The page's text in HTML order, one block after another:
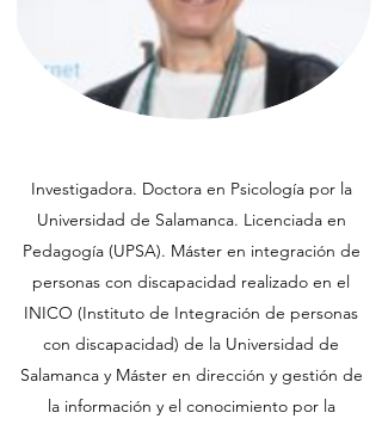
Investigadora. Doctora en Psicología por la
Universidad de Salamanca. Licenciada en
Pedagogía (UPSA). Máster en integración de
personas con discapacidad realizado en el
INICO (Instituto de Integración de personas
con discapacidad) de la Universidad de
Salamanca y Máster en dirección y gestión de
la información y el conocimiento por la